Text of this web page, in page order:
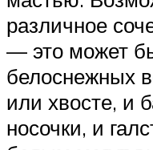
различное
— это может
белоснежных
или хвосте, и
носочки, и